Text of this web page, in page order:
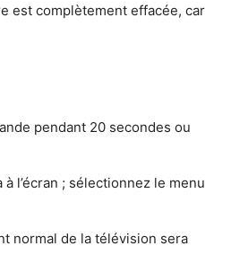
est complètement effacée, car
pendant 20 secondes ou
l’écran ; sélectionnez le menu
normal de la télévision sera